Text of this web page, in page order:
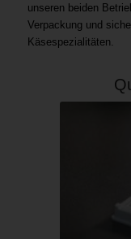
unseren beiden
Verpackung und
Käsespezialitäten.